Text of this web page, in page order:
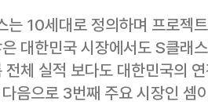
는 10세대로 정의하며 프로젝
대한민국 시장에서도 S클래
전체 실적 보다도 대한민국의
음으로 3번째 주요 시장인 셈